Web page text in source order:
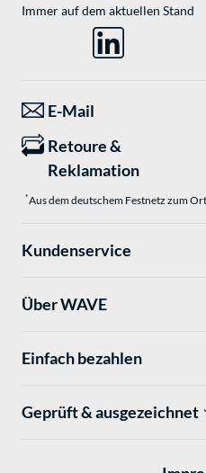
Immer auf dem aktuellen Stand
E-Mail
Retoure &
Reklamation
*Aus dem deutschem Festnetz zum
Kundenservice
Über WAVE
Einfach bezahlen
Geprüft & ausgezeichnet